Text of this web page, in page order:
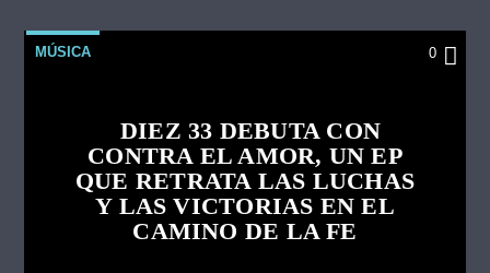
MÚSICA 0
DIEZ 33 DEBUTA CON
CONTRA EL AMOR, UN EP
QUE RETRATA LAS LUCHAS
Y LAS VICTORIAS EN EL
CAMINO DE LA FE